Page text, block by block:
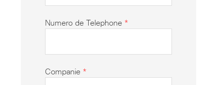
Numero de Telephone *
Companie *